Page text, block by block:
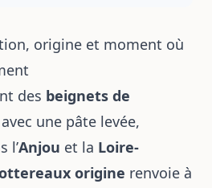
origine et moment où
des beignets de
une pâte levée,
l’Anjou et la Loire-
origine renvoie à